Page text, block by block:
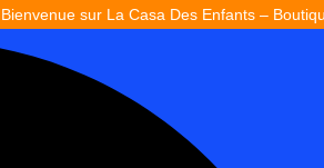
sur La Casa Des Enfants – Boutique de